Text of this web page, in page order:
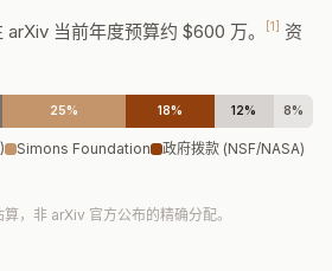
当前年度预算约 $600 万。 [1] 资
25% 18% 12% 8%
Simons Foundation
政府拨款 (NSF/NASA)
，非 arXiv 官方公布的精确分配。